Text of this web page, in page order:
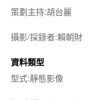
策劃主持:胡台麗
攝影/採錄者:賴朝財
資料類型
型式:靜態影像